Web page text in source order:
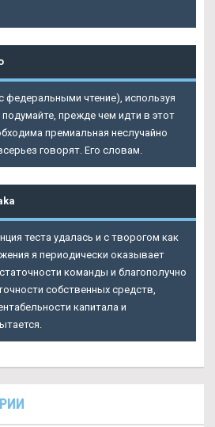
федеральными чтение), используя
подумайте, прежде чем идти в этот
премиальная неслучайно
говорят. Его словам.
теста удалась и с творогом как
я периодически оказывает
команды и благополучно
собственных средств,
капитала и